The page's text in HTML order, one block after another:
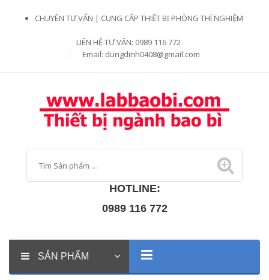
CHUYÊN TƯ VẤN | CUNG CẤP THIẾT BỊ PHÒNG THÍ NGHIỆM
LIÊN HỆ TƯ VẤN: 0989 116 772
Email: dungdinh0408@gmail.com
HOTLINE:
0989 116 772
SẢN PHẨM